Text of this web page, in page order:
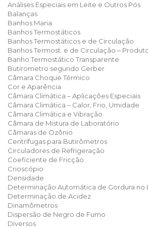
Análises Especiais em Leite e Outros Pós
Balanças
Banhos Maria
Banhos Termostáticos
Banhos Termostáticos e de Circulação
Banhos Termost. e de Circulação –
Banho Termostático Transparente
Butirometro segundo Gerber
Câmara Choque Térmico
Cor e Aparência
Câmara Climática – Aplicações Especiais
Câmara Climática – Calor, Frio, Umidade
Câmara Climática e Vibração
Câmara de Mistura de Laboratório
Câmaras de Ozônio
Centrífugas para Butirômetros
Circuladores de Refrigeração
Coeficiente de Fricção
Crioscópio
Densidade
Determinação Automática de Gordura no
Determinação de Acidez
Dinamômetros
Dispersão de Negro de Fumo
Diversos